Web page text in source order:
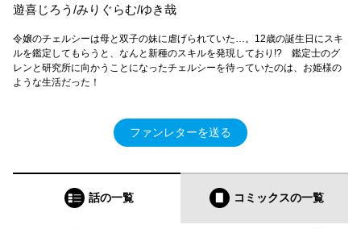
遊喜じろう/みりぐらむ/ゆき哉
令嬢のチェルシーは母と双子の妹に虐げられていた…。12歳の誕生日にスキ
ルを鑑定してもらうと、なんと新種のスキルを発現しており!? 鑑定士のグ
レンと研究所に向かうことになったチェルシーを待っていたのは、お姫様の
ような生活だった！
ファンレターを送る
話の一覧 コミックスの一覧